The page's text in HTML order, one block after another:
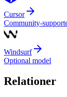
Cursor
Community-
Windsurf
Optional model
Relationer